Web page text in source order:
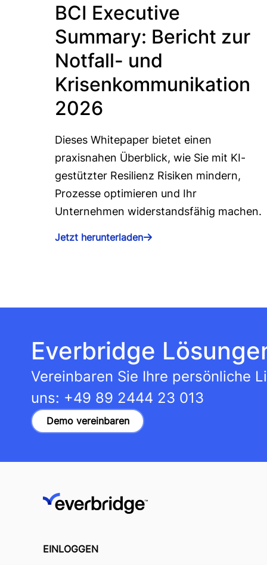
BCI Executive
Summary: Bericht zur
Notfall- und
Krisenkommunikation
2026
Dieses Whitepaper bietet einen
praxisnahen Überblick, wie Sie mit KI-
gestützter Resilienz Risiken mindern,
Prozesse optimieren und Ihr
Unternehmen widerstandsfähig machen.
Jetzt herunterladen
Everbridge
Vereinbaren Sie Ihre persönliche
uns: +49 89 2444 23 013
Demo vereinbaren
EINLOGGEN